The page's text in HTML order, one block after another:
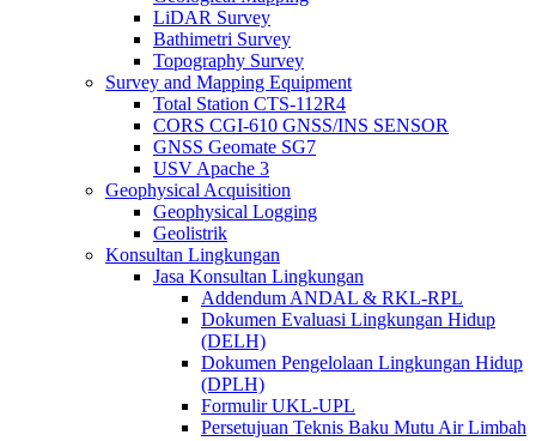
LiDAR Survey
Bathimetri Survey
Topography Survey
Survey and Mapping Equipment
Total Station CTS-112R4
CORS CGI-610 GNSS/INS SENSOR
GNSS Geomate SG7
USV Apache 3
Geophysical Acquisition
Geophysical Logging
Geolistrik
Konsultan Lingkungan
Jasa Konsultan Lingkungan
Addendum ANDAL & RKL-RPL
Dokumen Evaluasi Lingkungan Hidup
(DELH)
Dokumen Pengelolaan Lingkungan Hidup
(DPLH)
Formulir UKL-UPL
Persetujuan Teknis Baku Mutu Air Limbah